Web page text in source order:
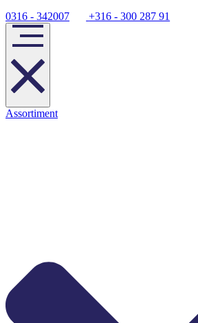
0316 - 342007 +316 - 300 287 91
Assortiment